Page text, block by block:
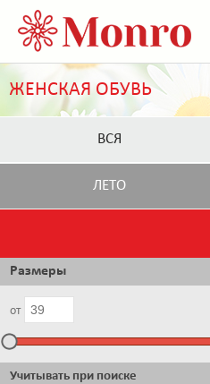
ЖЕНСКАЯ ОБУВЬ
ВСЯ
ЛЕТО
Размеры
от
Учитывать при поиске